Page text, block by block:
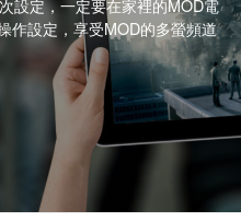
設定，一定要在家裡的MOD電
作設定，享受MOD的多螢頻道